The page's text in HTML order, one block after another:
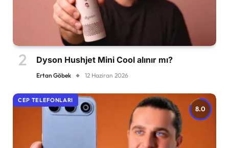
Dyson Hushjet Mini Cool alınır mı?
Ertan Göbek 12 Haziran 2026
8.0
CEP TELEFONLARI